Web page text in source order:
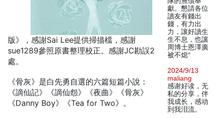
版》，感謝Sai Lee提供掃描檔，感謝
sue1289參照原書整理校正。感謝JC勘誤2
處。
《骨灰》是白先勇自選的六篇短篇小說：
《謫仙記》《謫仙怨》《夜曲》《骨灰》
《Danny Boy》《Tea for Two》。
獻。懇請各位
讀友有錢出
錢，有力出
力，讓好讀生
生不息，也讓
周博士恩澤廣
被不熄°
2024/9/13
maliang
感谢好读，无
私的分享，伴
我成长，感动
到我泪流。